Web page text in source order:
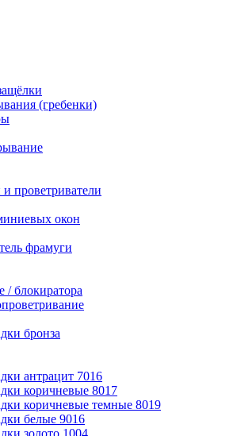
(гребенки)
проветриватели
окон
фрамуги
/ блокиратора
бронза
антрацит 7016
коричневые 8017
коричневые темные 8019
белые 9016
золото 1004